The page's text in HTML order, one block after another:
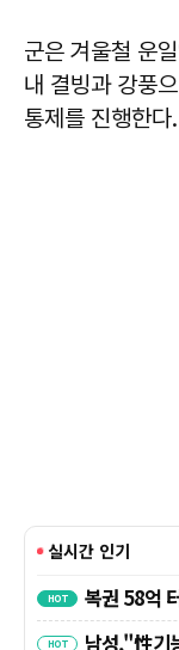
군은 겨울철 운
내 결빙과 강풍
통제를 진행한다.